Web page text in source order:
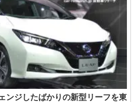
ンジしたばかりの新型リーフを東